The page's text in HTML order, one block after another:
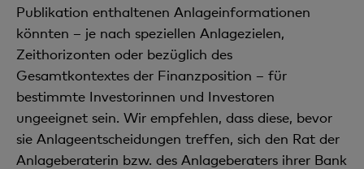
Publikation enthaltenen Anlageinformationen
könnten – je nach speziellen Anlagezielen,
Zeithorizonten oder bezüglich des
Gesamtkontextes der Finanzposition – für
bestimmte Investorinnen und Investoren
ungeeignet sein. Wir empfehlen, dass diese, bevor
sie Anlageentscheidungen treffen, sich den Rat der
Anlageberaterin bzw. des Anlageberaters ihrer Bank